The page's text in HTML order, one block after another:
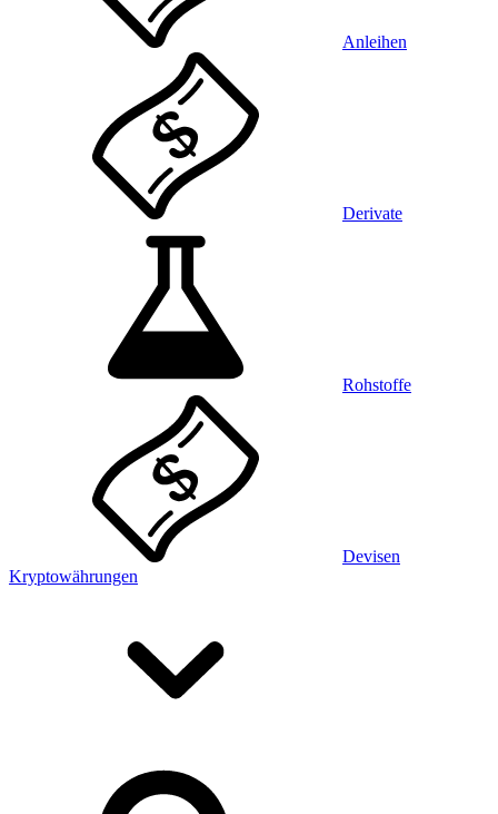
Anleihen
Derivate
Rohstoffe
Devisen
Kryptowährungen